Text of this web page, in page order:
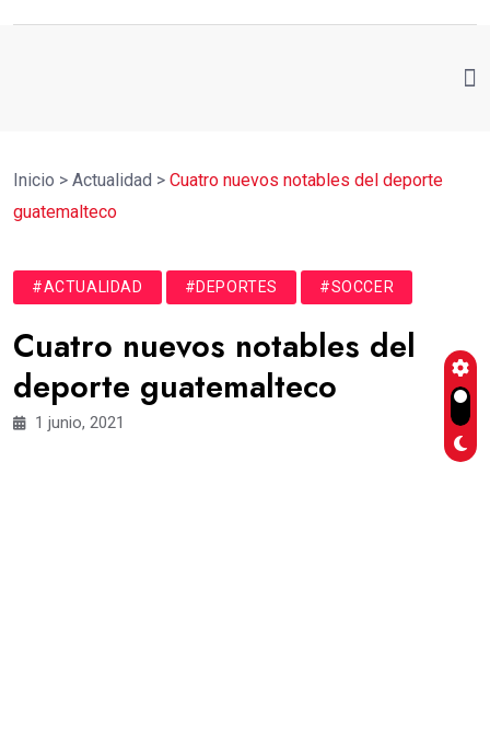
Inicio > Actualidad > Cuatro nuevos notables del deporte
guatemalteco
#ACTUALIDAD #DEPORTES #SOCCER
Cuatro nuevos notables del
deporte guatemalteco
1 junio, 2021